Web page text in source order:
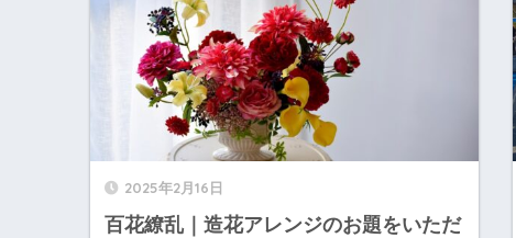
2025年2月16日
百花繚乱｜造花アレンジのお題をいただ